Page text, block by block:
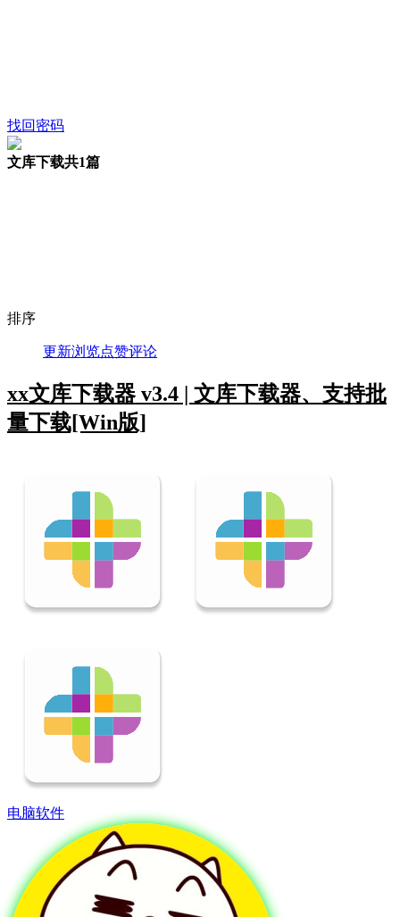
找回密码
文库下载共1篇
排序
更新浏览点赞评论
xx文库下载器 v3.4 | 文库下载器、支持批
量下载[Win版]
电脑软件